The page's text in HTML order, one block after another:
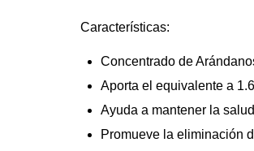
Características:
Concentrado de
Aporta el equivalente a
Ayuda a mantener la
Promueve la eliminación